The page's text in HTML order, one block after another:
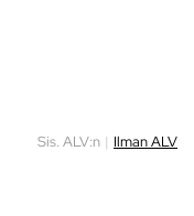
Sis. ALV:n | Ilman ALV